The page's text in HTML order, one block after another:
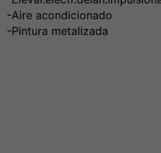
-Aire acondicionado
-Pintura metalizada